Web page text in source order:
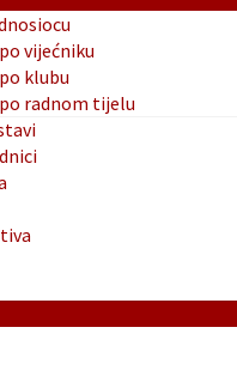
vijećniku
klubu
radnom tijelu